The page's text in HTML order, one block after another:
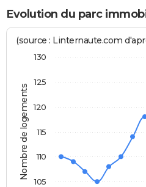
Evolution du parc
Nombre de logements
(source : Linternaute.com
105
110
115
120
125
130